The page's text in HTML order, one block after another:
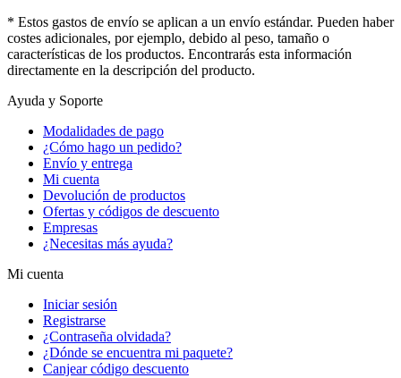
* Estos gastos de envío se aplican a un envío estándar. Pueden haber
costes adicionales, por ejemplo, debido al peso, tamaño o
características de los productos. Encontrarás esta información
directamente en la descripción del producto.
Ayuda y Soporte
Modalidades de pago
¿Cómo hago un pedido?
Envío y entrega
Mi cuenta
Devolución de productos
Ofertas y códigos de descuento
Empresas
¿Necesitas más ayuda?
Mi cuenta
Iniciar sesión
Registrarse
¿Contraseña olvidada?
¿Dónde se encuentra mi paquete?
Canjear código descuento